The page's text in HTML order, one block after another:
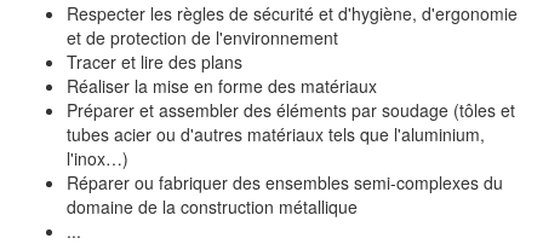
Respecter les règles de sécurité et d'hygiène, d'ergonomie
et de protection de l'environnement
Tracer et lire des plans
Réaliser la mise en forme des matériaux
Préparer et assembler des éléments par soudage (tôles et
tubes acier ou d'autres matériaux tels que l'aluminium,
l'inox…)
Réparer ou fabriquer des ensembles semi-complexes du
domaine de la construction métallique
...